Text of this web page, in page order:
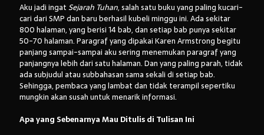
Search
Categories
Aku jadi ingatSejarah Tuhan, salah satu buku yang paling kucari-
cari dari SMP dan baru berhasil kubeli minggu ini. Ada sekitar
800 halaman, yang berisi 14 bab, dan setiap bab punya sekitar
50-70 halaman. Paragraf yang dipakai Karen Armstrong begitu
panjang sampai-sampai aku sering menemukan paragraf yang
panjangnya lebih dari satu halaman. Dan yang paling parah, tidak
ada subjudul atau subbahasan sama sekali di setiap bab.
Sehingga, pembaca yang lambat dan tidak terampil sepertiku
mungkin akan susah untuk menarik informasi.
Apa yang Sebenarnya Mau Ditulis di Tulisan Ini